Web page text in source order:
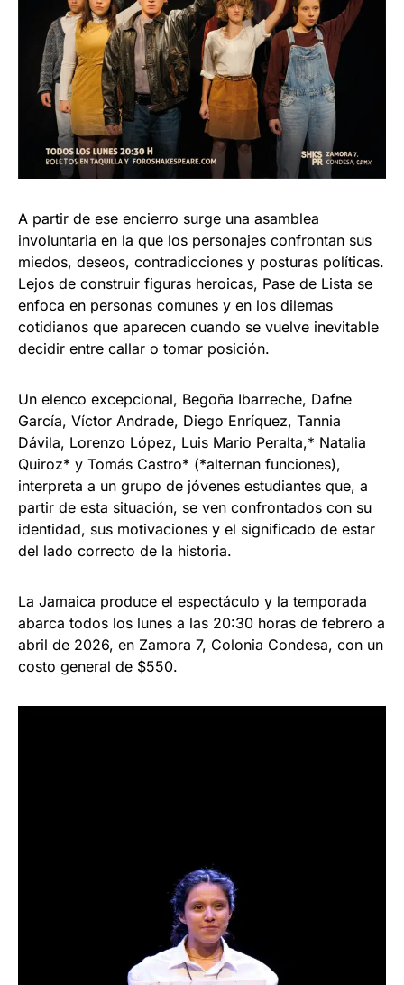
A partir de ese encierro surge una asamblea
involuntaria en la que los personajes confrontan sus
miedos, deseos, contradicciones y posturas políticas.
Lejos de construir figuras heroicas, Pase de Lista se
enfoca en personas comunes y en los dilemas
cotidianos que aparecen cuando se vuelve inevitable
decidir entre callar o tomar posición.
Un elenco excepcional, Begoña Ibarreche, Dafne
García, Víctor Andrade, Diego Enríquez, Tannia
Dávila, Lorenzo López, Luis Mario Peralta,* Natalia
Quiroz* y Tomás Castro* (*alternan funciones),
interpreta a un grupo de jóvenes estudiantes que, a
partir de esta situación, se ven confrontados con su
identidad, sus motivaciones y el significado de estar
del lado correcto de la historia.
​​La Jamaica produce el espectáculo y la temporada
abarca todos los lunes a las 20:30 horas de febrero a
abril de 2026, en Zamora 7, Colonia Condesa, con un
costo general de $550.